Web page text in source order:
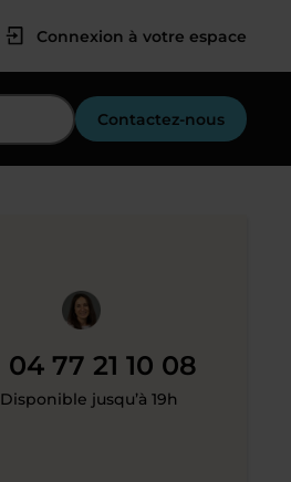
Connexion à votre espace
Contactez-nous
04 77 21 10 08
Disponible jusqu’à 19h